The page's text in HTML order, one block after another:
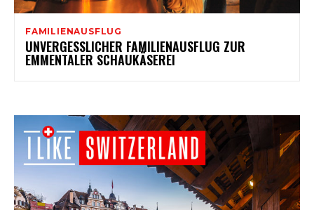
FAMILIENAUSFLUG
UNVERGESSLICHER FAMILIENAUSFLUG ZUR
EMMENTALER SCHAUKÄSEREI